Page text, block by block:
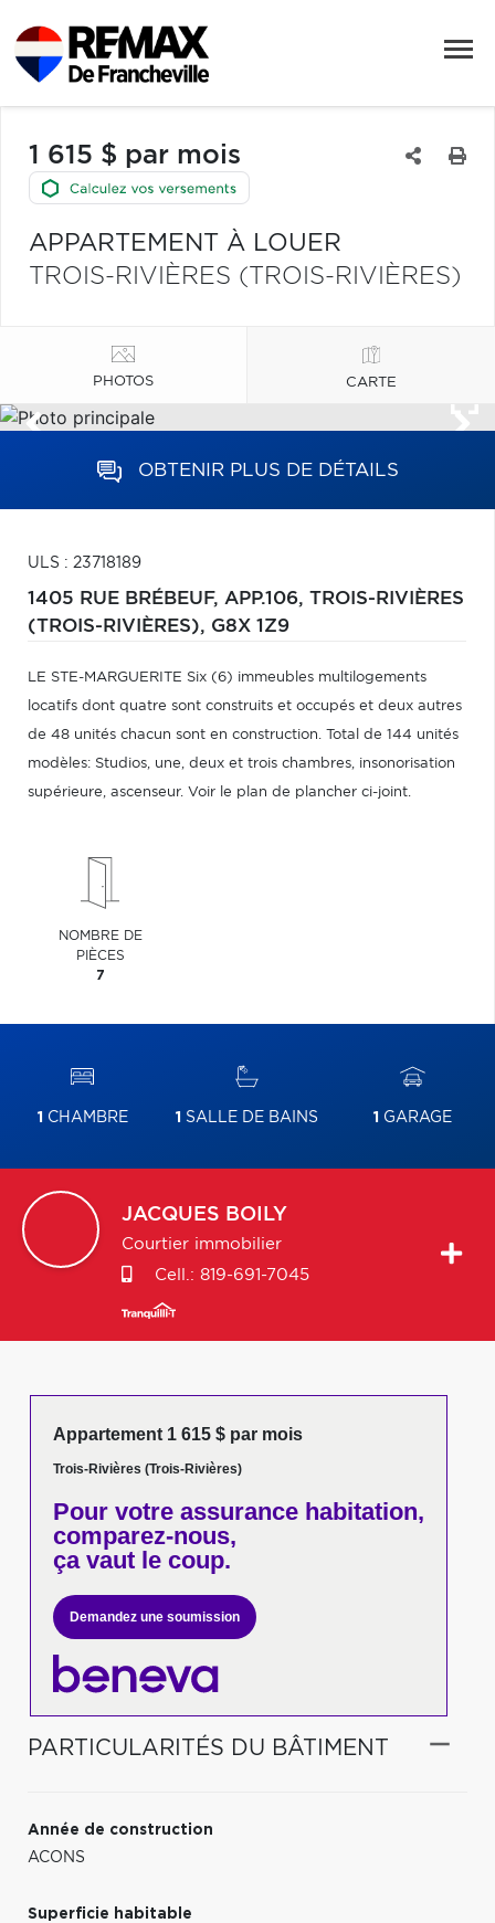
1 615 $ par mois
APPARTEMENT À LOUER
TROIS-RIVIÈRES (TROIS-RIVIÈRES)
PHOTOS CARTE
OBTENIR PLUS DE DÉTAILS
ULS : 23718189
1405 RUE BRÉBEUF, APP.106, TROIS-RIVIÈRES
(TROIS-RIVIÈRES), G8X 1Z9
LE STE-MARGUERITE Six (6) immeubles multilogements
locatifs dont quatre sont construits et occupés et deux autres
de 48 unités chacun sont en construction. Total de 144 unités
modèles: Studios, une, deux et trois chambres, insonorisation
supérieure, ascenseur. Voir le plan de plancher ci-joint.
NOMBRE DE
PIÈCES
7
1 CHAMBRE 1 SALLE DE BAINS 1 GARAGE
JACQUES BOILY
Courtier immobilier
Cell.: 819-691-7045
Appartement 1 615 $ par mois
Trois-Rivières (Trois-Rivières)
Pour votreassurance habitation,
comparez-nous,
ça vaut le coup.
Demandez une soumission
PARTICULARITÉS DU BÂTIMENT
Année de construction
ACONS
Superficie habitable